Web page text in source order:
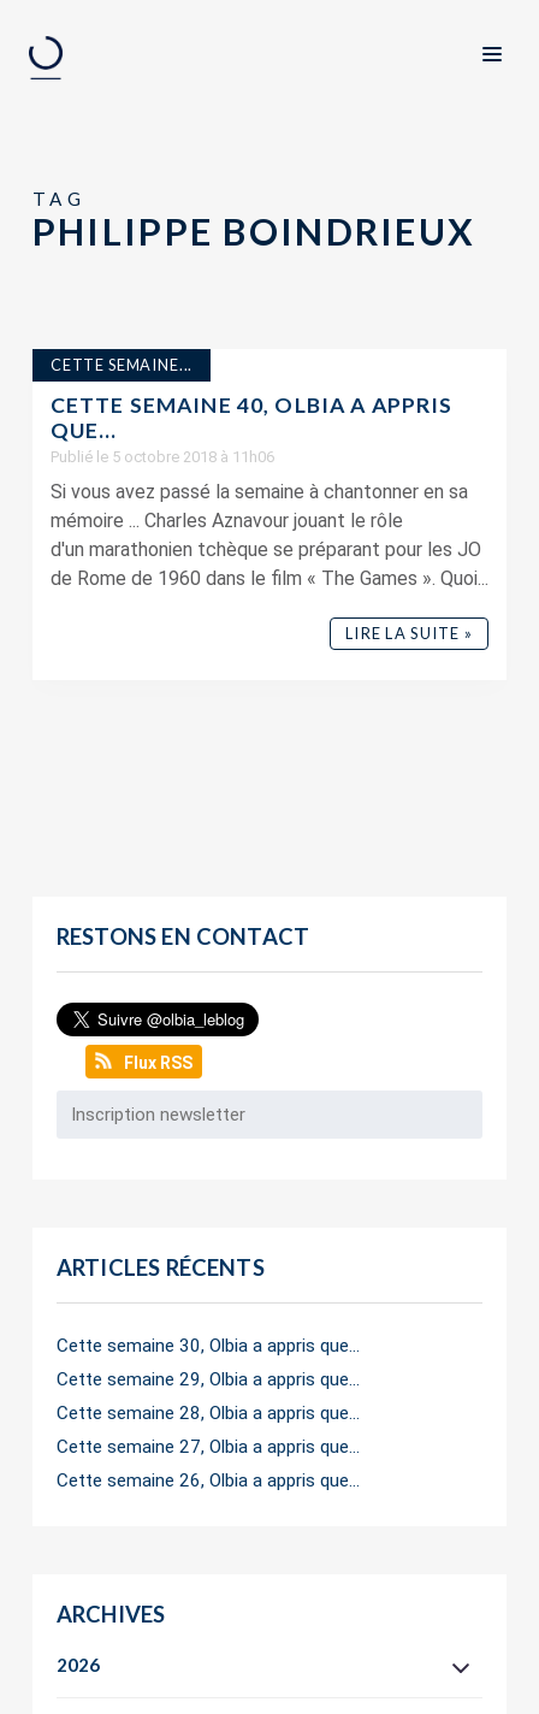
TAG
PHILIPPE BOINDRIEUX
CETTE SEMAINE...
CETTE SEMAINE 40, OLBIA A APPRIS
QUE…
Publié le 5 octobre 2018 à 11h06
Si vous avez passé la semaine à chantonner en sa
mémoire ... Charles Aznavour jouant le rôle
d'un marathonien tchèque se préparant pour les JO
de Rome de 1960 dans le film « The Games ». Quoi...
LIRE LA SUITE »
RESTONS EN CONTACT
Flux RSS
ARTICLES RÉCENTS
Cette semaine 30, Olbia a appris que…
Cette semaine 29, Olbia a appris que…
Cette semaine 28, Olbia a appris que…
Cette semaine 27, Olbia a appris que…
Cette semaine 26, Olbia a appris que…
ARCHIVES
2026